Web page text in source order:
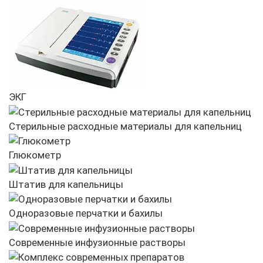
ЭКГ
Стерильные расходные материалы для капельниц
Глюкометр
Штатив для капельницы
Одноразовые перчатки и бахилы
Современные инфузионные растворы